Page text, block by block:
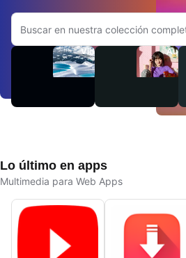
Buscar en el sitio web de Adobe.com
Videos Audio
Lo último en apps
Multimedia para Web Apps